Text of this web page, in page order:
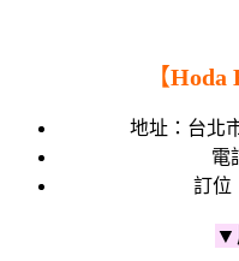
【Hoda
地址：台北
電
訂位
▼